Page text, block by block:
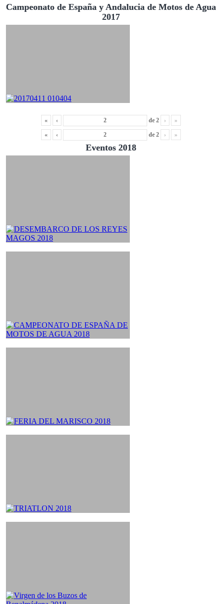
Campeonato de España y Andalucia de Motos de Agua
2017
« ‹ de 2 › »
« ‹ de 2 › »
Eventos 2018